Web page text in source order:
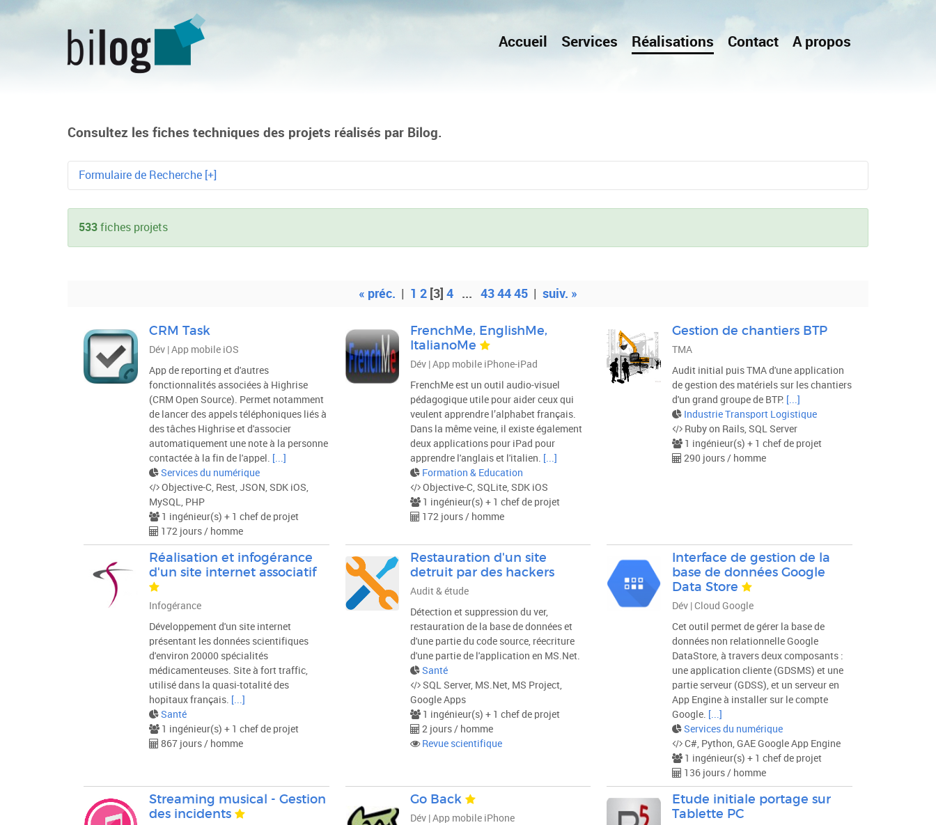
Accueil Services Réalisations Contact A propos
Consultez les fiches techniques des projets réalisés par Bilog.
Formulaire de Recherche [+]
Mot-clé
Technologie
533 fiches projets
« préc. | 1 2 [3] 4 ... 434445 | suiv. »
CRM Task
Dév | App mobile iOS
App de reporting et d'autres
fonctionnalités associées à Highrise
(CRM Open Source). Permet notamment
de lancer des appels téléphoniques liés à
des tâches Highrise et d'associer
automatiquement une note à la personne
contactée à la fin de l'appel. [...]
Services du numérique
Objective-C, Rest, JSON, SDK iOS,
MySQL, PHP
1 ingénieur(s) + 1 chef de projet
172 jours / homme
FrenchMe, EnglishMe,
ItalianoMe
Dév | App mobile iPhone-iPad
FrenchMe est un outil audio-visuel
pédagogique utile pour aider ceux qui
veulent apprendre l’alphabet français.
Dans la même veine, il existe également
deux applications pour iPad pour
apprendre l'anglais et l'italien. [...]
Formation & Education
Objective-C, SQLite, SDK iOS
1 ingénieur(s) + 1 chef de projet
172 jours / homme
Gestion de chantiers BTP
TMA
Audit initial puis TMA d'une application
de gestion des matériels sur les chantiers
d'un grand groupe de BTP. [...]
Industrie Transport Logistique
Ruby on Rails, SQL Server
1 ingénieur(s) + 1 chef de projet
290 jours / homme
Réalisation et infogérance
d'un site internet associatif
Infogérance
Développement d'un site internet
présentant les données scientifiques
d'environ 20000 spécialités
médicamenteuses. Site à fort traffic,
utilisé dans la quasi-totalité des
hopitaux français. [...]
Santé
1 ingénieur(s) + 1 chef de projet
867 jours / homme
Restauration d'un site
detruit par des hackers
Audit & étude
Détection et suppression du ver,
restauration de la base de données et
d'une partie du code source, réecriture
d'une partie de l'application en MS.Net.
Santé
SQL Server, MS.Net, MS Project,
Google Apps
1 ingénieur(s) + 1 chef de projet
2 jours / homme
Revue scientifique
Interface de gestion de la
base de données Google
Data Store
Dév | Cloud Google
Cet outil permet de gérer la base de
données non relationnelle Google
DataStore, à travers deux composants :
une application cliente (GDSMS) et une
partie serveur (GDSS), et un serveur en
App Engine à installer sur le compte
Google. [...]
Services du numérique
C#, Python, GAE Google App Engine
1 ingénieur(s) + 1 chef de projet
136 jours / homme
Streaming musical - Gestion
des incidents
Go Back
Dév | App mobile iPhone
Etude initiale portage sur
Tablette PC